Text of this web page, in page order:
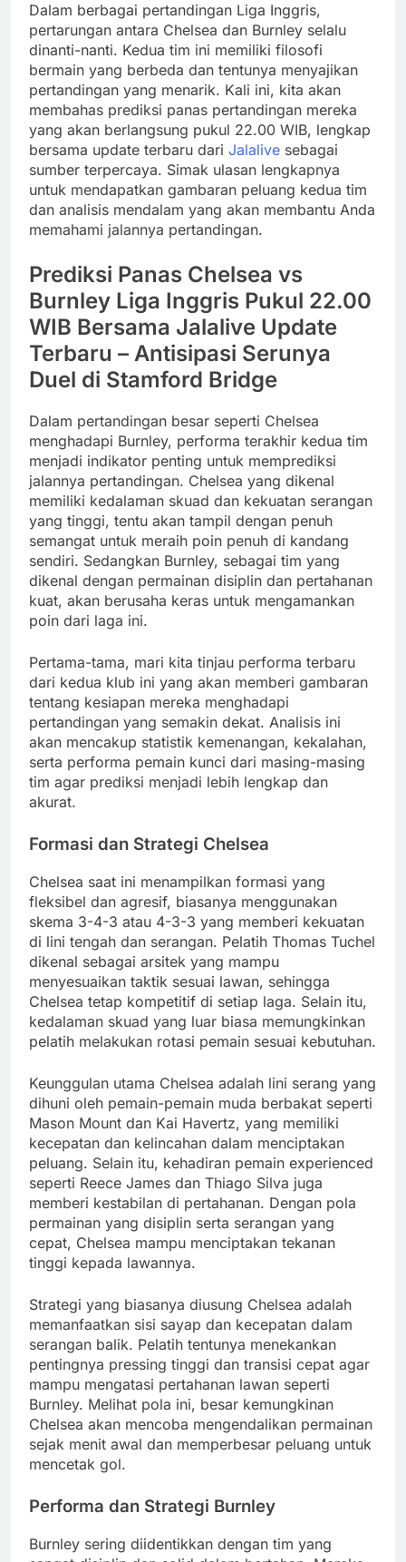
Dalam berbagai pertandingan Liga Inggris,
pertarungan antara Chelsea dan Burnley selalu
dinanti-nanti. Kedua tim ini memiliki filosofi
bermain yang berbeda dan tentunya menyajikan
pertandingan yang menarik. Kali ini, kita akan
membahas prediksi panas pertandingan mereka
yang akan berlangsung pukul 22.00 WIB, lengkap
bersama update terbaru dari Jalalive sebagai
sumber terpercaya. Simak ulasan lengkapnya
untuk mendapatkan gambaran peluang kedua tim
dan analisis mendalam yang akan membantu Anda
memahami jalannya pertandingan.
Prediksi Panas Chelsea vs
Burnley Liga Inggris Pukul 22.00
WIB Bersama Jalalive Update
Terbaru – Antisipasi Serunya
Duel di Stamford Bridge
Dalam pertandingan besar seperti Chelsea
menghadapi Burnley, performa terakhir kedua tim
menjadi indikator penting untuk memprediksi
jalannya pertandingan. Chelsea yang dikenal
memiliki kedalaman skuad dan kekuatan serangan
yang tinggi, tentu akan tampil dengan penuh
semangat untuk meraih poin penuh di kandang
sendiri. Sedangkan Burnley, sebagai tim yang
dikenal dengan permainan disiplin dan pertahanan
kuat, akan berusaha keras untuk mengamankan
poin dari laga ini.
Pertama-tama, mari kita tinjau performa terbaru
dari kedua klub ini yang akan memberi gambaran
tentang kesiapan mereka menghadapi
pertandingan yang semakin dekat. Analisis ini
akan mencakup statistik kemenangan, kekalahan,
serta performa pemain kunci dari masing-masing
tim agar prediksi menjadi lebih lengkap dan
akurat.
Formasi dan Strategi Chelsea
Chelsea saat ini menampilkan formasi yang
fleksibel dan agresif, biasanya menggunakan
skema 3-4-3 atau 4-3-3 yang memberi kekuatan
di lini tengah dan serangan. Pelatih Thomas Tuchel
dikenal sebagai arsitek yang mampu
menyesuaikan taktik sesuai lawan, sehingga
Chelsea tetap kompetitif di setiap laga. Selain itu,
kedalaman skuad yang luar biasa memungkinkan
pelatih melakukan rotasi pemain sesuai kebutuhan.
Keunggulan utama Chelsea adalah lini serang yang
dihuni oleh pemain-pemain muda berbakat seperti
Mason Mount dan Kai Havertz, yang memiliki
kecepatan dan kelincahan dalam menciptakan
peluang. Selain itu, kehadiran pemain experienced
seperti Reece James dan Thiago Silva juga
memberi kestabilan di pertahanan. Dengan pola
permainan yang disiplin serta serangan yang
cepat, Chelsea mampu menciptakan tekanan
tinggi kepada lawannya.
Strategi yang biasanya diusung Chelsea adalah
memanfaatkan sisi sayap dan kecepatan dalam
serangan balik. Pelatih tentunya menekankan
pentingnya pressing tinggi dan transisi cepat agar
mampu mengatasi pertahanan lawan seperti
Burnley. Melihat pola ini, besar kemungkinan
Chelsea akan mencoba mengendalikan permainan
sejak menit awal dan memperbesar peluang untuk
mencetak gol.
Performa dan Strategi Burnley
Burnley sering diidentikkan dengan tim yang